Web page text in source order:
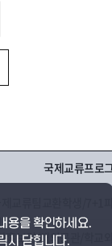
국제교류프로
홍보원/재외공관/학교